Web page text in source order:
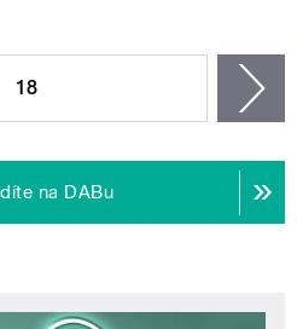
18
na DABu